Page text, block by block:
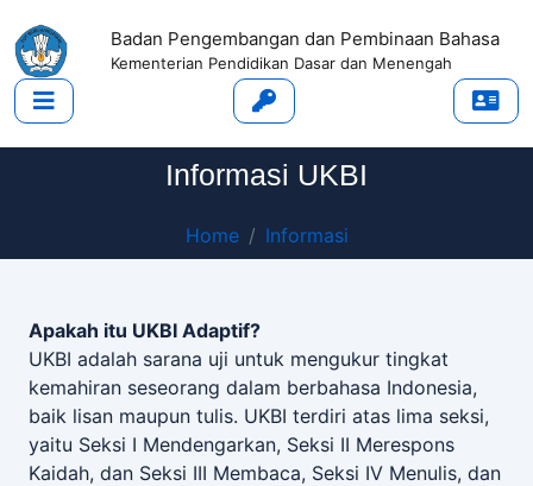
Badan Pengembangan dan Pembinaan Bahasa
Kementerian Pendidikan Dasar dan Menengah
Informasi UKBI
Home Informasi
Apakah itu UKBI Adaptif?
UKBI adalah sarana uji untuk mengukur tingkat
kemahiran seseorang dalam berbahasa Indonesia,
baik lisan maupun tulis. UKBI terdiri atas lima seksi,
yaitu Seksi I Mendengarkan, Seksi II Merespons
Kaidah, dan Seksi III Membaca, Seksi IV Menulis, dan